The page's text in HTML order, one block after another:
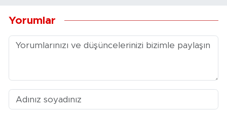
Yorumlar